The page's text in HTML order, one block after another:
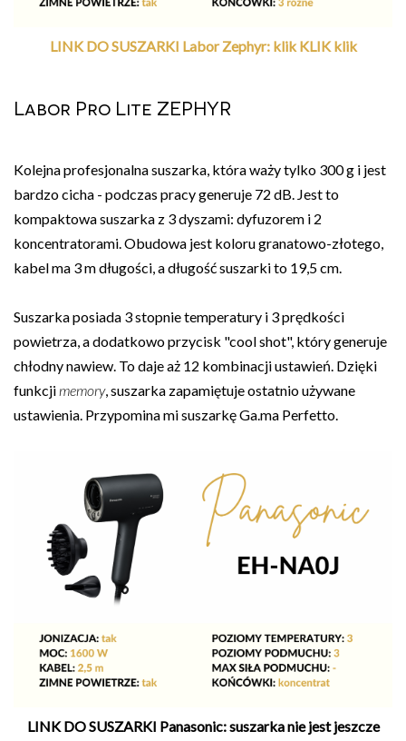
LINK DO SUSZARKI Labor Zephyr: klik KLIK klik
Labor Pro Lite ZEPHYR
Kolejna profesjonalna suszarka, która waży tylko 300 g i jest
bardzo cicha - podczas pracy generuje 72 dB. Jest to
kompaktowa suszarka z 3 dyszami: dyfuzorem i 2
koncentratorami. Obudowa jest koloru granatowo-złotego,
kabel ma 3 m długości, a długość suszarki to 19,5 cm.
Suszarka posiada 3 stopnie temperatury i 3 prędkości
powietrza, a dodatkowo przycisk "cool shot", który generuje
chłodny nawiew. To daje aż 12 kombinacji ustawień. Dzięki
funkcji memory, suszarka zapamiętuje ostatnio używane
ustawienia. Przypomina mi suszarkę Ga.ma Perfetto.
LINK DO SUSZARKI Panasonic: suszarka nie jest jeszcze